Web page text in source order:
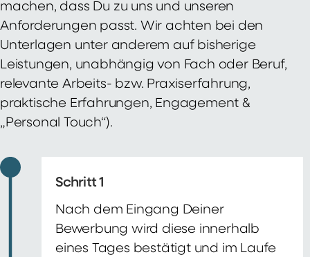
machen, dass Du zu uns und unseren
Anforderungen passt. Wir achten bei den
Unterlagen unter anderem auf bisherige
Leistungen, unabhängig von Fach oder Beruf,
relevante Arbeits- bzw. Praxiserfahrung,
praktische Erfahrungen, Engagement &
„Personal Touch“).
Schritt 1
Nach dem Eingang Deiner
Bewerbung wird diese innerhalb
eines Tages bestätigt und im Laufe